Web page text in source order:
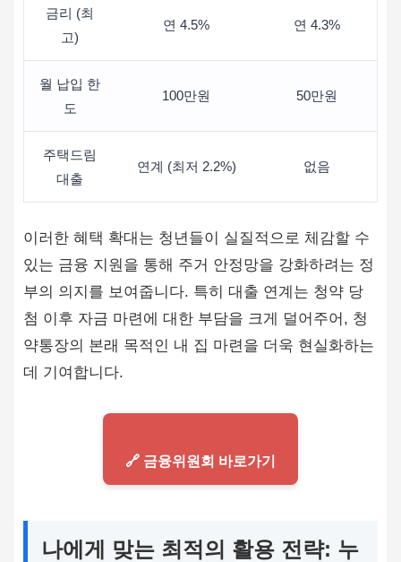
금리 (최
고)
연 4.5% 연 4.3%
월 납입 한
도
100만원 50만원
주택드림
대출
연계 (최저 2.2%) 없음
이러한 혜택 확대는 청년들이 실질적으로 체감할 수
있는 금융 지원을 통해 주거 안정망을 강화하려는 정
부의 의지를 보여줍니다. 특히 대출 연계는 청약 당
첨 이후 자금 마련에 대한 부담을 크게 덜어주어, 청
약통장의 본래 목적인 내 집 마련을 더욱 현실화하는
데 기여합니다.
🔗 금융위원회 바로가기
나에게 맞는 최적의 활용 전략: 누